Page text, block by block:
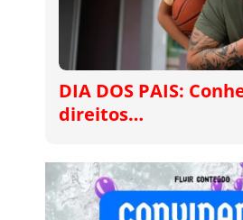
DIA DOS PAIS:
direitos…